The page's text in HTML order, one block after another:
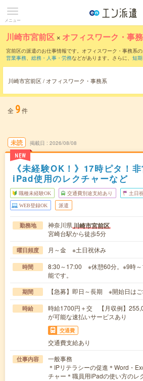
メニュー
川崎市宮前区 × オフィスワーク・事
宮前区の派遣のお仕事情報です。オフィスワーク・事務系の
営業事務、 総務・人事・労務などがあります。さらに、 短期
川崎市宮前区 / オフィスワーク・事務系
全 9件
未読
NEW
掲載日 2026/08/08
《未経験OK！》17時ピタ！
iPad使用のレクチャーなど
職種未経験OK 交通費別途支給あり 土日
WEB登録OK 派遣
勤務地 神奈川県川崎市宮前区
宮崎台駅から徒歩5分
曜日頻度 月～金 ※土日祝休み
時間
8:30～17:00 ※休憩60分。※9時～
能です。
期間 【急募】即日～長期 ※開始日はご
時給
時給1700円＋交 【月収例】
が可能な速払いサービスあり
交通費
交通費支給あり
仕事内容
一般事務
＊IPリテラシーの促進＊Word・
チャー＊職員用iPadの使い方のレ